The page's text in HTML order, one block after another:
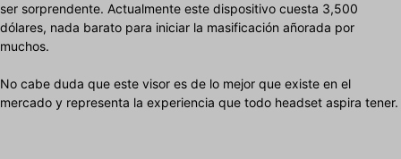
ser sorprendente. Actualmente este dispositivo cuesta 3,500
dólares, nada barato para iniciar la masificación añorada por
muchos.
No cabe duda que este visor es de lo mejor que existe en el
mercado y representa la experiencia que todo headset aspira tener.